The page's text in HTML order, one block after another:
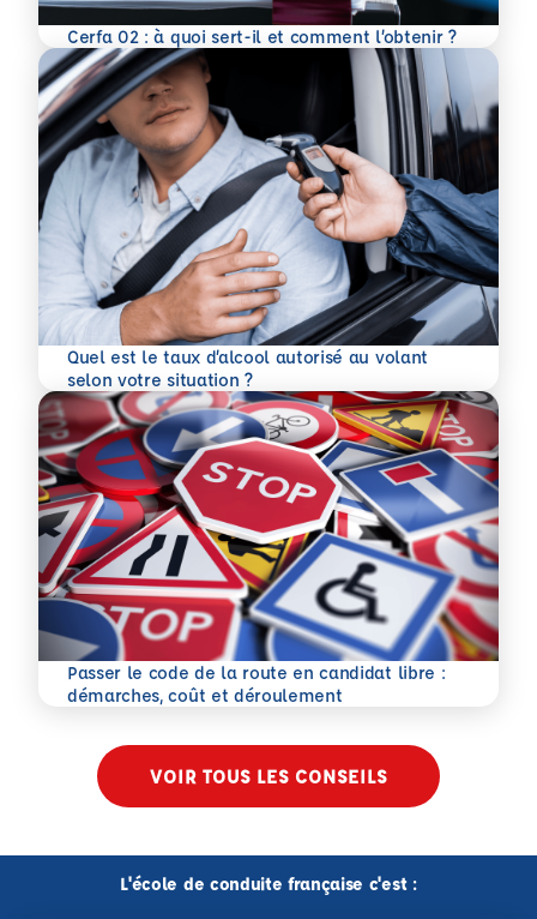
Cerfa 02 : à quoi sert-il et comment l’obtenir ?
En savoir plus
Quel est le taux d’alcool autorisé au volant
selon votre situation ?
En savoir plus
Passer le code de la route en candidat libre :
démarches, coût et déroulement
En savoir plus
VOIR TOUS LES CONSEILS
L'école de conduite française c'est :